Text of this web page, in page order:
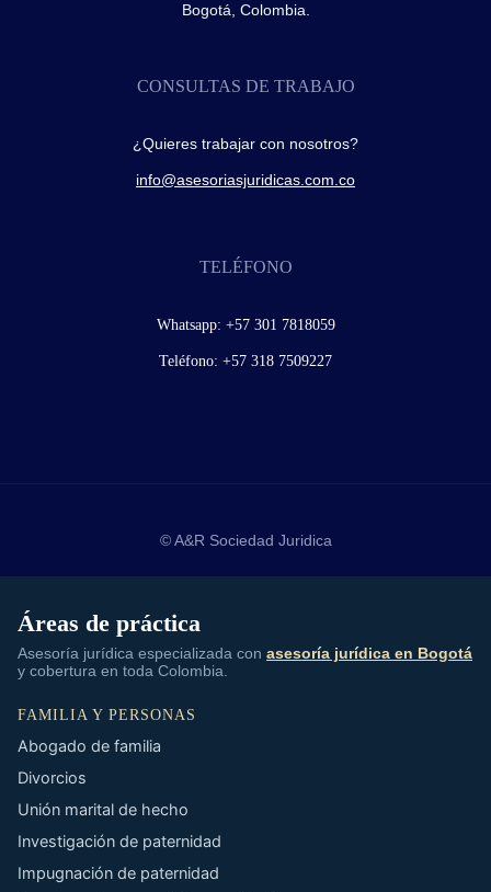
Bogotá, Colombia.
CONSULTAS DE TRABAJO
¿Quieres trabajar con nosotros?
info@asesoriasjuridicas.com.co
TELÉFONO
Whatsapp: +57 301 7818059
Teléfono: +57 318 7509227
© A&R Sociedad Juridica
Áreas de práctica
Asesoría jurídica especializada con asesoría jurídica en Bogotá
y cobertura en toda Colombia.
FAMILIA Y PERSONAS
Abogado de familia
Divorcios
Unión marital de hecho
Investigación de paternidad
Impugnación de paternidad